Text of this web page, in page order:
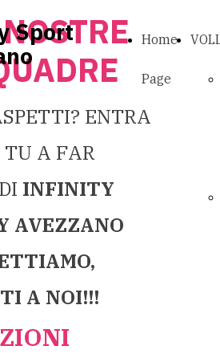
Sport
Home
Page
ENTRA
A FAR
INFINITY
AVEZZANO
A NOI!!!